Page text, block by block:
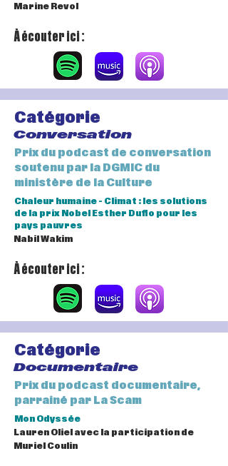
Marine Revol
À écouter ici :
Catégorie
Conversation
Prix du podcast de conversation
soutenu par la DGMIC du
ministère de la Culture
Chaleur humaine - Climat : les solutions
de la prix Nobel Esther Duflo pour les
pays pauvres
Nabil Wakim
À écouter ici :
Catégorie
Documentaire
Prix du podcast documentaire,
parrainé par La Scam
Mon Odyssée
Lauren Oliel avec la participation de
Muriel Coulin